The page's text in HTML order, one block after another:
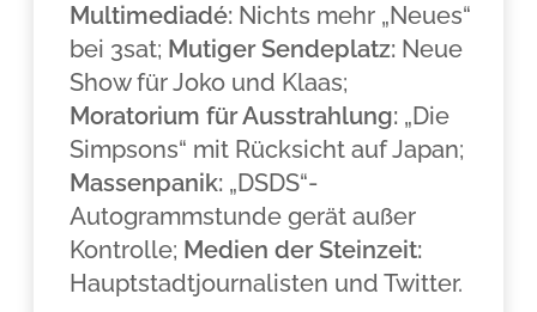
Multimediadé: Nichts mehr „Neues“
bei 3sat; Mutiger Sendeplatz: Neue
Show für Joko und Klaas;
Moratorium für Ausstrahlung: „Die
Simpsons“ mit Rücksicht auf Japan;
Massenpanik: „DSDS“-
Autogrammstunde gerät außer
Kontrolle; Medien der Steinzeit:
Hauptstadtjournalisten und Twitter.